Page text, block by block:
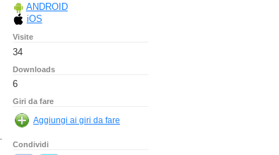
ANDROID
iOS
Visite
34
Downloads
6
Giri da fare
Condividi